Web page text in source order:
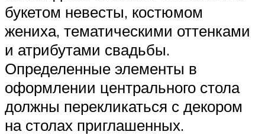
букетом невесты, костюмом
жениха, тематическими оттенками
и атрибутами свадьбы.
Определенные элементы в
оформлении центрального стола
должны перекликаться с декором
на столах приглашенных.